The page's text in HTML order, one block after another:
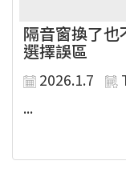
隔音窗換了
選擇誤區
2026.1.7
...